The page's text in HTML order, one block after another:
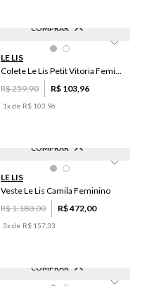
COMPRAR
01
10
08
LE LIS
Colete Le Lis Petit Vitoria Feminino
R$259,90 R$ 103,96
1x de R$ 103 96
COMPRAR
G
LE LIS
Veste Le Lis Camila Feminino
R$1.180,00 R$472,00
3x de R$ 15733
COMPRAR